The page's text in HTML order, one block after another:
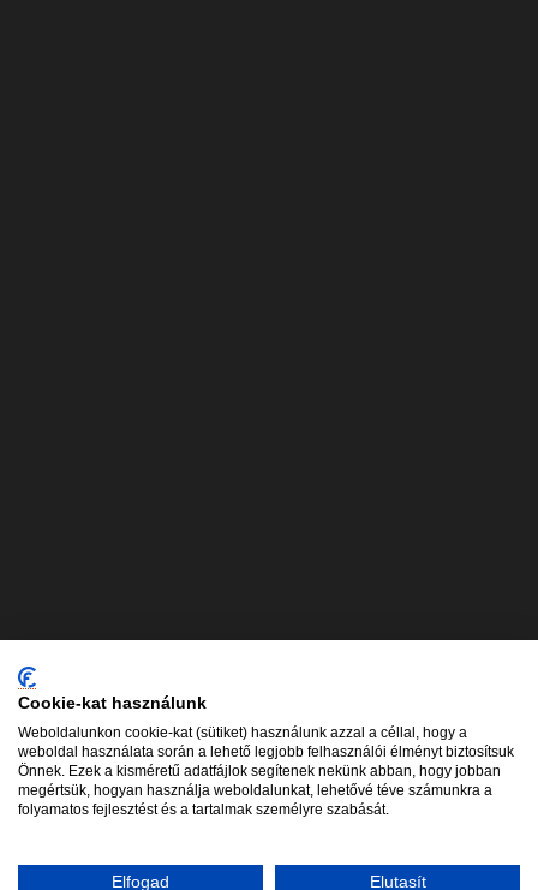
Cookie-kat használunk
Weboldalunkon cookie-kat (sütiket) használunk azzal a céllal, hogy a
weboldal használata során a lehető legjobb felhasználói élményt biztosítsuk
Önnek. Ezek a kisméretű adatfájlok segítenek nekünk abban, hogy jobban
megértsük, hogyan használja weboldalunkat, lehetővé téve számunkra a
folyamatos fejlesztést és a tartalmak személyre szabását.
Elfogad Elutasít